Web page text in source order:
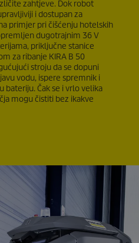
zahtjeve. Dok robot
i dostupan za
primjer pri čišćenju hotelskih
dugotrajnim 36 V
priključne stanice
za ribanje KIRA B 50
stroju da se dopuni
vodu, ispere spremnik i
bateriju. Čak se i vrlo velika
mogu čistiti bez ikakve